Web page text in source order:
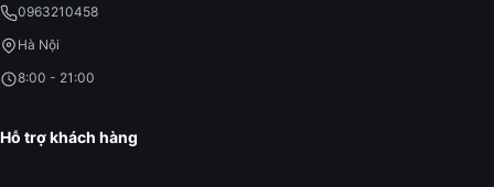
0963210458
Hà Nội
8:00 - 21:00
Hỗ trợ khách hàng